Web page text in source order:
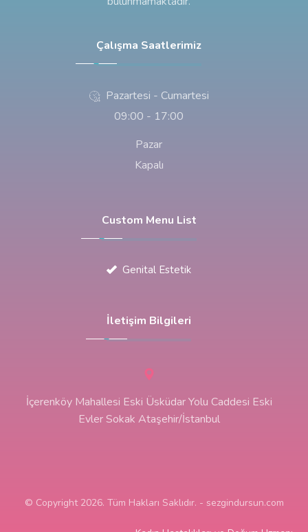
Çalışma Saatlerimiz
Pazartesi - Cumartesi
09:00 - 17:00
Pazar
Kapalı
Custom Menu List
Genital Estetik
İletişim Bilgileri
İçerenköy Mahallesi Eski Üsküdar Yolu Caddesi Eski
Evler Sokak Ataşehir/İstanbul
© Copyright 2026. Tüm Hakları Saklıdır. - sezgindursun.com